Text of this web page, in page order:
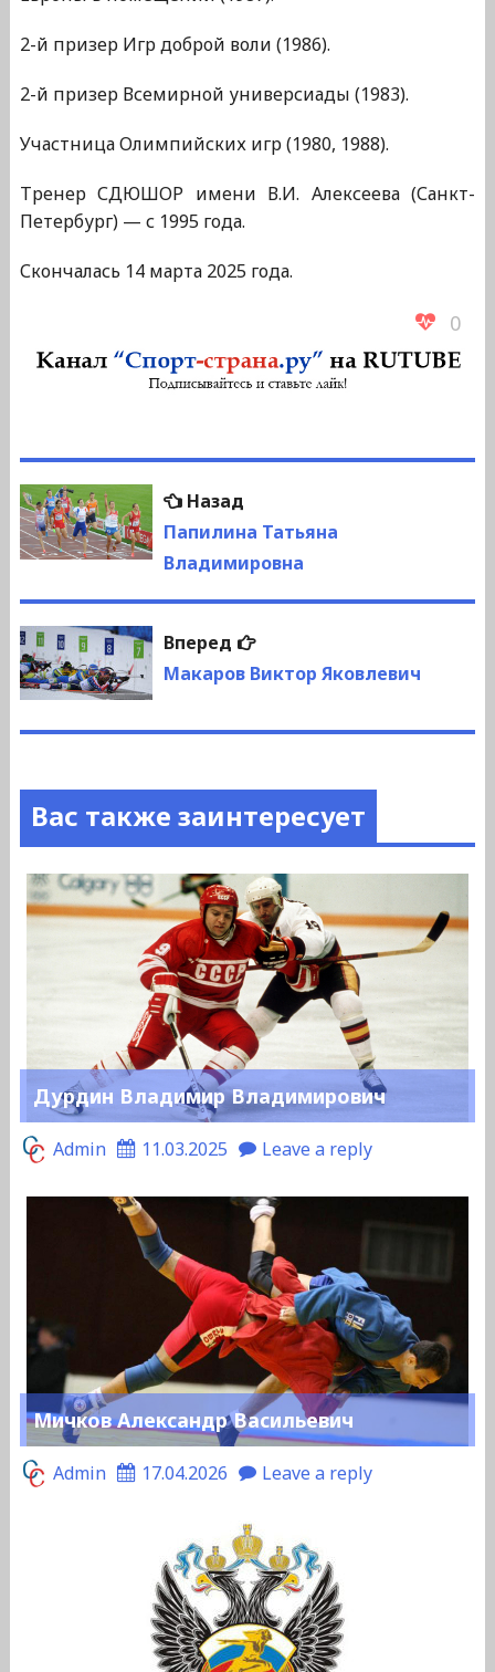
2-й призер Игр доброй воли (1986).
2-й призер Всемирной универсиады (1983).
Участница Олимпийских игр (1980, 1988).
Тренер СДЮШОР имени В.И. Алексеева (Санкт-
Петербург) — с 1995 года.
Скончалась 14 марта 2025 года.
0
Навигация
по
НазадПредыдущая
запись:
Папилина Татьяна
Владимировна
Вперед
Следующая
запись:
Макаров Виктор Яковлевич
Вас также заинтересует
Дурдин Владимир Владимирович
Admin 11.03.2025 Leave a reply
Мичков Александр Васильевич
Admin 17.04.2026 Leave a reply